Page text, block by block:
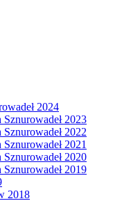
2024
2023
2022
2021
2020
2019
2018